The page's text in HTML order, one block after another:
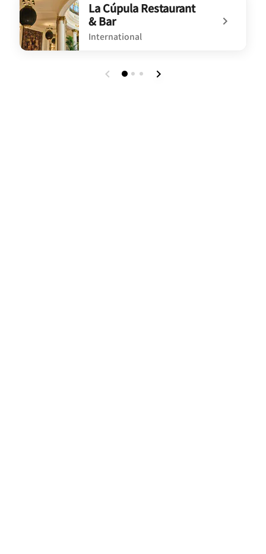
La Cúpula Restaurant
& Bar
International
undefined La Cúpula Restaurant & Bar